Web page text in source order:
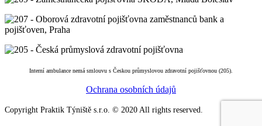
Interní ambulance nemá smlouvu s Českou průmyslovou zdravotní pojišťovnou (205).
Ochrana osobních údajů
Copyright Praktik Týniště s.r.o. © 2020 All rights reserved.